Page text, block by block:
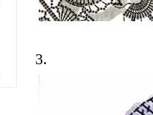
3.